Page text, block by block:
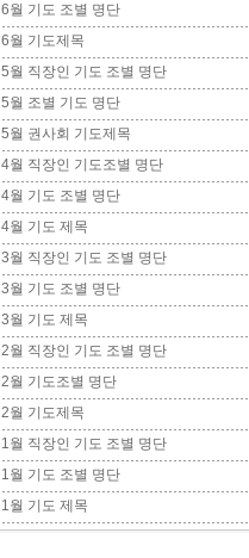
6월 기도 조별 명단
6월 기도제목
5월 직장인 기도 조별 명단
5월 조별 기도 명단
5월 권사회 기도제목
4월 직장인 기도조별 명단
4월 기도 조별 명단
4월 기도 제목
3월 직장인 기도 조별 명단
3월 기도 조별 명단
3월 기도 제목
2월 직장인 기도 조별 명단
2월 기도조별 명단
2월 기도제목
1월 직장인 기도 조별 명단
1월 기도 조별 명단
1월 기도 제목